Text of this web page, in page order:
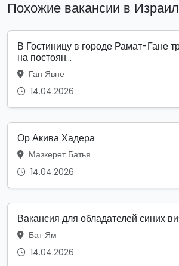
Похожие вакансии в
В Гостиницу в городе Рамат-Гане
на постоян...
Ган Явне
14.04.2026
Ор Акива Хадера
Мазкерет Батья
14.04.2026
Вакансия для обладателей синих
Бат Ям
14.04.2026